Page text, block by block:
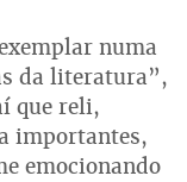
numa
da literatura”,
que reli,
importantes,
emocionando